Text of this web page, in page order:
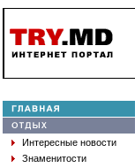
Интересные новости
Знаменитости